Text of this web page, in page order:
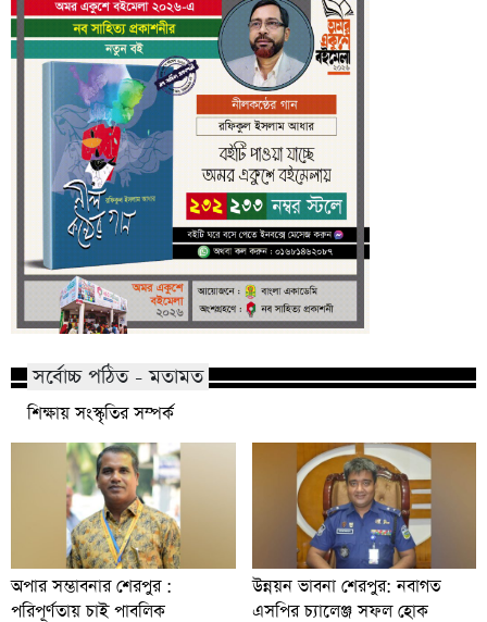
সর্বোচ্চ পঠিত - মতামত
শিক্ষায় সংস্কৃতির সম্পর্ক
অপার সম্ভাবনার শেরপুর :
পরিপূর্ণতায় চাই পাবলিক
উন্নয়ন ভাবনা শেরপুর: নবাগত
এসপির চ্যালেঞ্জ সফল হোক